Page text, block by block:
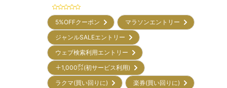
5%OFFクーポン
マラソンエントリー
ジャンルSALEエントリー
ウェブ検索利用エントリー
＋1,000㌽(初サービス利用)
ラクマ(買い回りに)
楽券(買い回りに)